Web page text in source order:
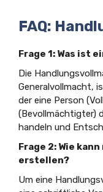
FAQ:
Frage 1: Was ist
Die
Generalvollmacht,
der eine Person
(Bevollmächtigter)
handeln und
Frage 2: Wie
erstellen?
Um eine